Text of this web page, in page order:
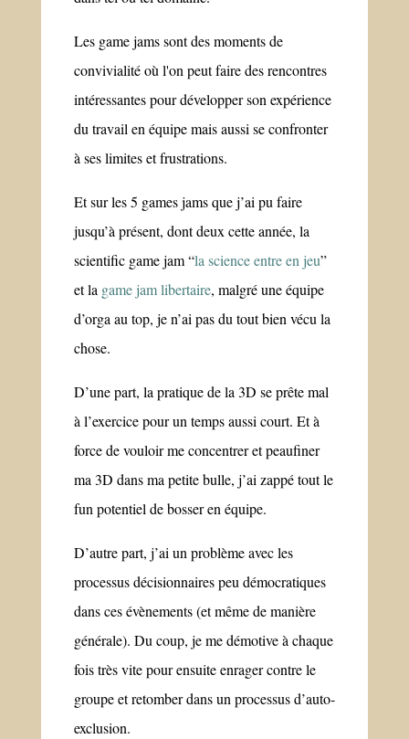
Les game jams sont des moments de
convivialité où l'on peut faire des rencontres
intéressantes pour développer son expérience
du travail en équipe mais aussi se confronter
à ses limites et frustrations.
Et sur les 5 games jams que j’ai pu faire
jusqu’à présent, dont deux cette année, la
scientific game jam “la science entre en jeu”
et la game jam libertaire, malgré une équipe
d’orga au top, je n’ai pas du tout bien vécu la
chose.
D’une part, la pratique de la 3D se prête mal
à l’exercice pour un temps aussi court. Et à
force de vouloir me concentrer et peaufiner
ma 3D dans ma petite bulle, j’ai zappé tout le
fun potentiel de bosser en équipe.
D’autre part, j’ai un problème avec les
processus décisionnaires peu démocratiques
dans ces évènements (et même de manière
générale). Du coup, je me démotive à chaque
fois très vite pour ensuite enrager contre le
groupe et retomber dans un processus d’auto-
exclusion.